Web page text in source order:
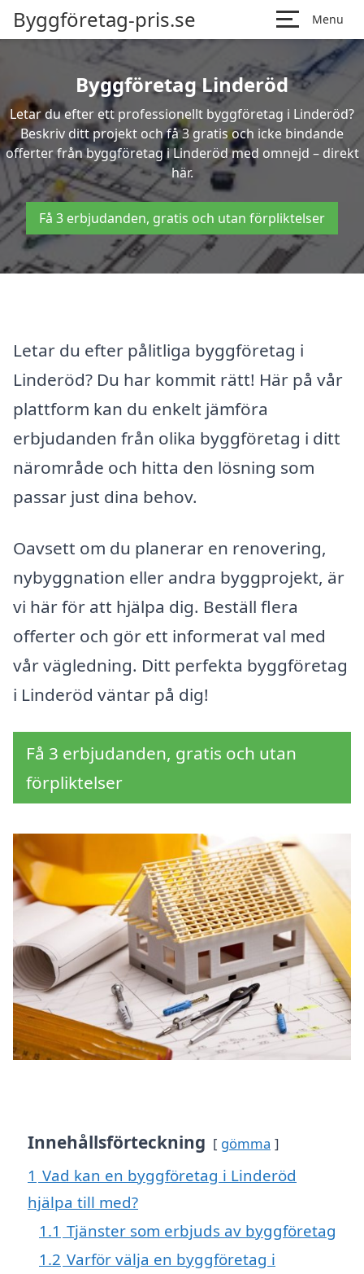
Byggföretag-pris.se Menu
Byggföretag Linderöd
Letar du efter ett professionellt byggföretag i Linderöd?
Beskriv ditt projekt och få 3 gratis och icke bindande
offerter från byggföretag i Linderöd med omnejd – direkt
här.
Få 3 erbjudanden, gratis och utan förpliktelser
Letar du efter pålitliga byggföretag i
Linderöd? Du har kommit rätt! Här på vår
plattform kan du enkelt jämföra
erbjudanden från olika byggföretag i ditt
närområde och hitta den lösning som
passar just dina behov.
Oavsett om du planerar en renovering,
nybyggnation eller andra byggprojekt, är
vi här för att hjälpa dig. Beställ flera
offerter och gör ett informerat val med
vår vägledning. Ditt perfekta byggföretag
i Linderöd väntar på dig!
Få 3 erbjudanden, gratis och utan
förpliktelser
Innehållsförteckning gömma
1 Vad kan en byggföretag i Linderöd
hjälpa till med?
1.1 Tjänster som erbjuds av byggföretag
1.2 Varför välja en byggföretag i